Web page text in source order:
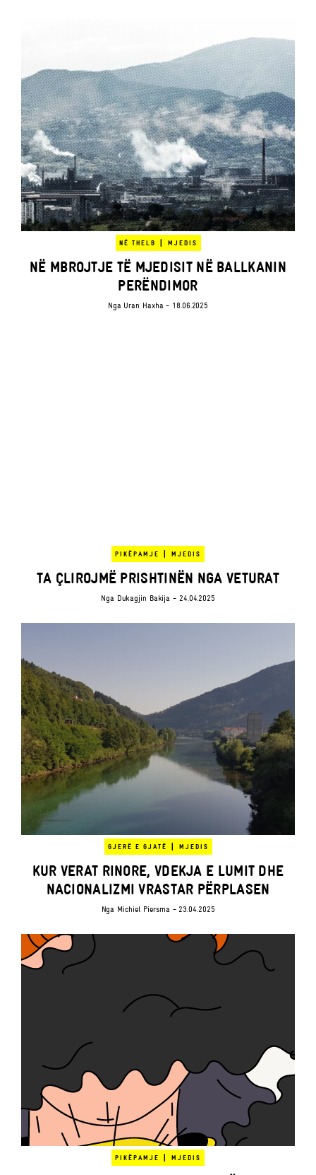
NË THELB | MJEDIS
NË MBROJTJE TË MJEDISIT NË BALLKANIN
PERËNDIMOR
Nga Uran Haxha- 18.06.2025
PIKËPAMJE | MJEDIS
TA ÇLIROJMË PRISHTINËN NGA VETURAT
Nga Dukagjin Bakija - 24.04.2025
GJERË E GJATË | MJEDIS
KUR VERAT RINORE, VDEKJA E LUMIT DHE
NACIONALIZMI VRASTAR PËRPLASEN
Nga Michiel Piersma- 23.04.2025
PIKËPAMJE | MJEDIS